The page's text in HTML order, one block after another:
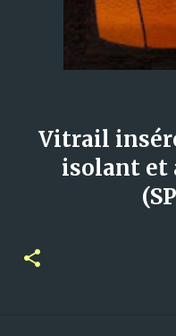
Vitrail
isolant